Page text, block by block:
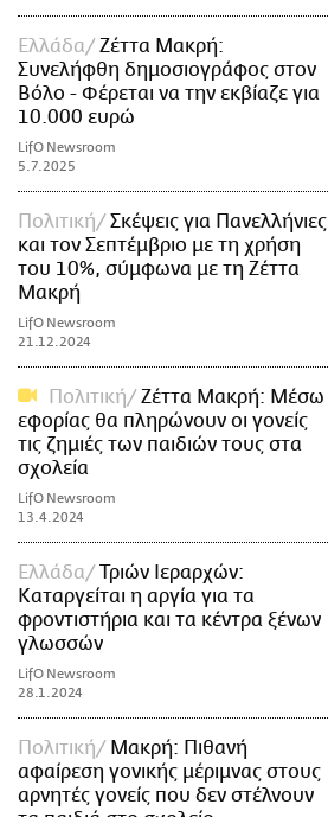
Ελλάδα
Ζέττα Μακρή:
Συνελήφθη δημοσιογράφος στον
Βόλο - Φέρεται να την εκβίαζε για
10.000 ευρώ
LifO Newsroom
5.7.2025
Πολιτική
Σκέψεις για Πανελλήνιες
και τον Σεπτέμβριο με τη χρήση
του 10%, σύμφωνα με τη Ζέττα
Μακρή
LifO Newsroom
21.12.2024
Πολιτική
Ζέττα Μακρή: Μέσω
εφορίας θα πληρώνουν οι γονείς
τις ζημιές των παιδιών τους στα
σχολεία
LifO Newsroom
13.4.2024
Ελλάδα
Τριών Ιεραρχών:
Καταργείται η αργία για τα
φροντιστήρια και τα κέντρα ξένων
γλωσσών
LifO Newsroom
28.1.2024
Πολιτική
Μακρή: Πιθανή
αφαίρεση γονικής μέριμνας στους
αρνητές γονείς που δεν στέλνουν